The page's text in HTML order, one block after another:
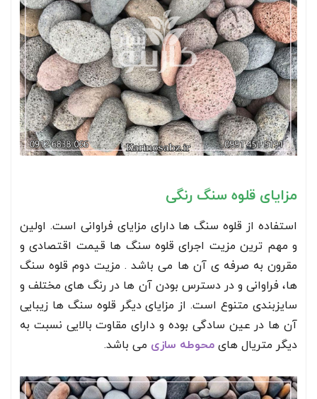
مزایای قلوه سنگ رنگی
استفاده از قلوه سنگ ها دارای مزایای فراوانی است. اولین
و مهم ترین مزیت اجرای قلوه سنگ ها قیمت اقتصادی و
مقرون به صرفه ی آن ها می باشد . مزیت دوم قلوه سنگ
ها، فراوانی و در دسترس بودن آن ها در رنگ های مختلف و
سایزبندی متنوع است. از مزایای دیگر قلوه سنگ ها زیبایی
آن ها در عین سادگی بوده و دارای مقاوت بالایی نسبت به
دیگر متریال های محوطه سازی می باشد.